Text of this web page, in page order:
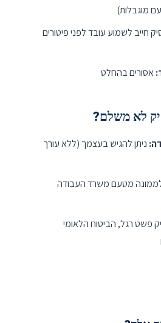
עם מוגבלות)
חייב לשמוע עובד לפני פיטורים
אסורים בהחלט
לא משלם?
ניתן להגיש בעצמך (ללא עורך
לממונה מטעם משרד העבודה
פשט רגל, הביטוח הלאומי